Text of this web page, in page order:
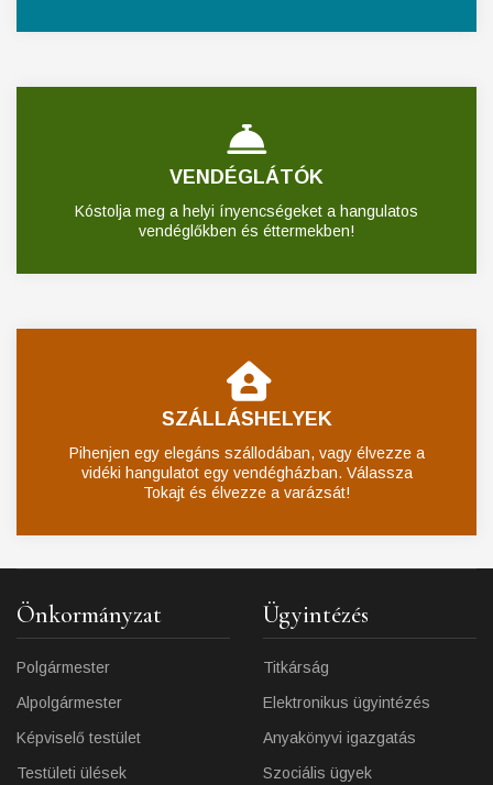
VENDÉGLÁTÓK
Kóstolja meg a helyi ínyencségeket a hangulatos
vendéglőkben és éttermekben!
SZÁLLÁSHELYEK
Pihenjen egy elegáns szállodában, vagy élvezze a
vidéki hangulatot egy vendégházban. Válassza
Tokajt és élvezze a varázsát!
Önkormányzat
Polgármester
Alpolgármester
Képviselő testület
Testületi ülések
Ügyintézés
Titkárság
Elektronikus ügyintézés
Anyakönyvi igazgatás
Szociális ügyek